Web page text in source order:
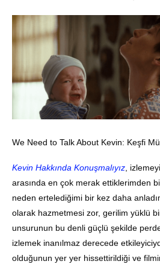
We Need to Talk About Kevin: Keşfi
Kevin Hakkında Konuşmalıyız,
arasında en çok merak ettiklerimden
neden ertelediğimi bir kez daha
olarak hazmetmesi zor, gerilim yüklü
unsurunun bu denli güçlü şekilde
izlemek inanılmaz derecede
olduğunun yer yer hissettirildiği ve